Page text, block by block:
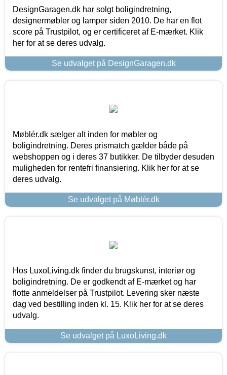
DesignGaragen.dk har solgt boligindretning,
designermøbler og lamper siden 2010. De har en flot
score på Trustpilot, og er certificeret af E-mærket. Klik
her for at se deres udvalg.
Se udvalget på DesignGaragen.dk
Møblér.dk sælger alt inden for møbler og
boligindretning. Deres prismatch gælder både på
webshoppen og i deres 37 butikker. De tilbyder desuden
muligheden for rentefri finansiering. Klik her for at se
deres udvalg.
Se udvalget på Møblér.dk
Hos LuxoLiving.dk finder du brugskunst, interiør og
boligindretning. De er godkendt af E-mærket og har
flotte anmeldelser på Trustpilot. Levering sker næste
dag ved bestilling inden kl. 15. Klik her for at se deres
udvalg.
Se udvalget på LuxoLiving.dk